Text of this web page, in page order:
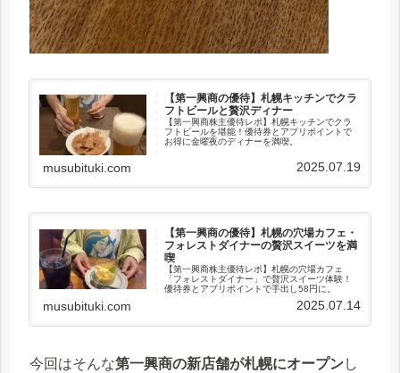
【第一興商の優待】札幌キッチンでクラ
フトビールと贅沢ディナー
【第一興商株主優待レポ】札幌キッチンでクラ
フトビールを堪能！優待券とアプリポイントで
お得に金曜夜のディナーを満喫。
musubituki.com 2025.07.19
【第一興商の優待】札幌の穴場カフェ・
フォレストダイナーの贅沢スイーツを満
喫
【第一興商株主優待レポ】札幌の穴場カフェ
「フォレストダイナー」で贅沢スイーツ体験！
優待券とアプリポイントで手出し58円に。
musubituki.com 2025.07.14
今回はそんな第一興商の新店舗が札幌にオープンし